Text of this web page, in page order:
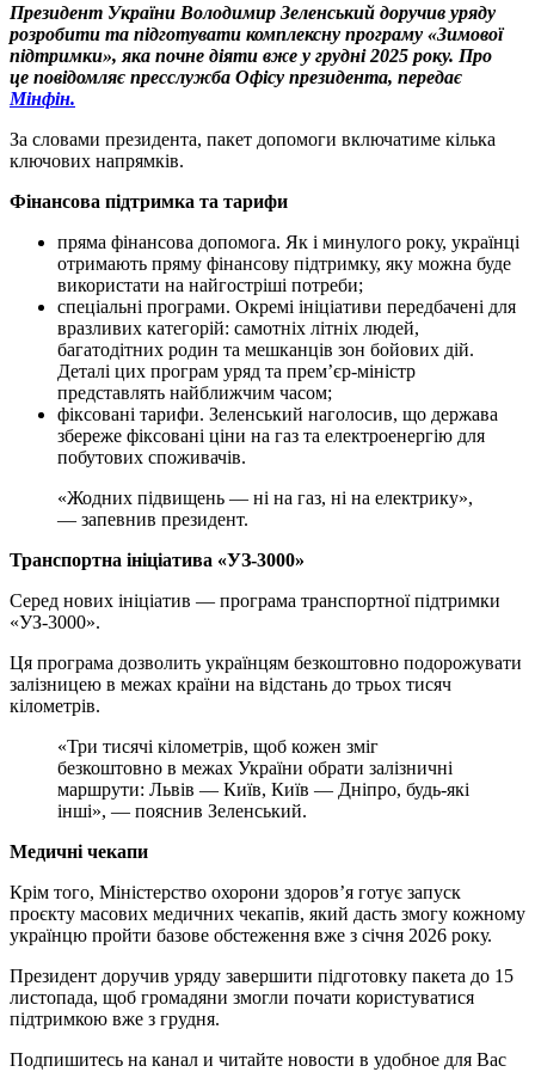
Президент України Володимир Зеленський доручив уряду
розробити та підготувати комплексну програму «Зимової
підтримки», яка почне діяти вже у грудні 2025 року. Про
це повідомляє пресслужба Офісу президента, передає
Мінфін.
За словами президента, пакет допомоги включатиме кілька
ключових напрямків.
Фінансова підтримка та тарифи
пряма фінансова допомога. Як і минулого року, українці
отримають пряму фінансову підтримку, яку можна буде
використати на найгостріші потреби;
спеціальні програми. Окремі ініціативи передбачені для
вразливих категорій: самотніх літніх людей,
багатодітних родин та мешканців зон бойових дій.
Деталі цих програм уряд та прем’єр-міністр
представлять найближчим часом;
фіксовані тарифи. Зеленський наголосив, що держава
збереже фіксовані ціни на газ та електроенергію для
побутових споживачів.
«Жодних підвищень — ні на газ, ні на електрику»,
— запевнив президент.
Транспортна ініціатива «УЗ-3000»
Серед нових ініціатив — програма транспортної підтримки
«УЗ-3000».
Ця програма дозволить українцям безкоштовно подорожувати
залізницею в межах країни на відстань до трьох тисяч
кілометрів.
«Три тисячі кілометрів, щоб кожен зміг
безкоштовно в межах України обрати залізничні
маршрути: Львів — Київ, Київ — Дніпро, будь-які
інші», — пояснив Зеленський.
Медичні чекапи
Крім того, Міністерство охорони здоров’я готує запуск
проєкту масових медичних чекапів, який дасть змогу кожному
українцю пройти базове обстеження вже з січня 2026 року.
Президент доручив уряду завершити підготовку пакета до 15
листопада, щоб громадяни змогли почати користуватися
підтримкою вже з грудня.
Подпишитесь на канал и читайте новости в удобное для Вас